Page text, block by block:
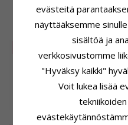
ASIAKKAAT
Pisara riipus 9
evästeitä
näyttääksemme
sisältöä ja
verkkosivustomme
"Hyväksy kaikki"
Voit lukea lisää